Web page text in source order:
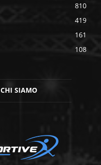
810
419
161
108
CHI SIAMO